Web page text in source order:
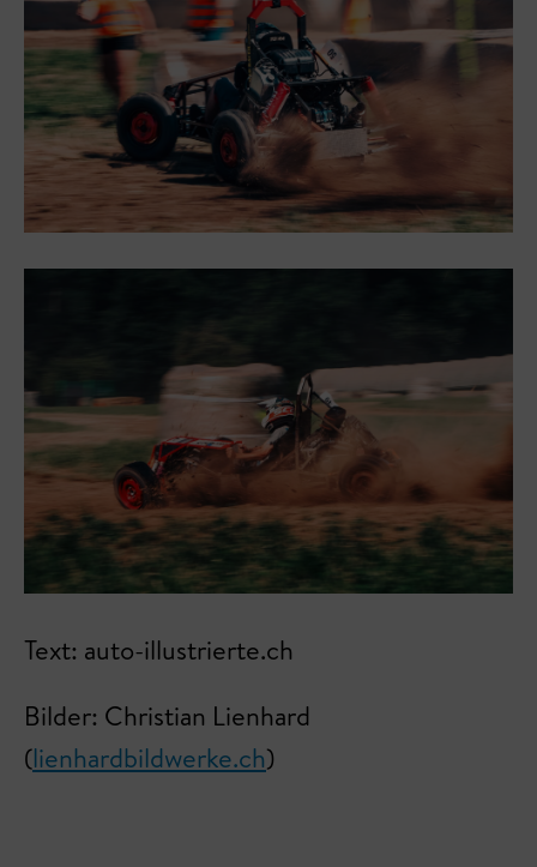
Text: auto-illustrierte.ch
Bilder: Christian Lienhard
(lienhardbildwerke.ch)